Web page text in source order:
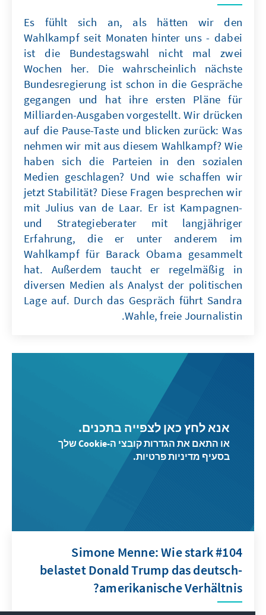
Es fühlt sich an, als hätten wir den
Wahlkampf seit Monaten hinter uns - dabei
ist die Bundestagswahl nicht mal zwei
Wochen her. Die wahrscheinlich nächste
Bundesregierung ist schon in die Gespräche
gegangen und hat ihre ersten Pläne für
Milliarden-Ausgaben vorgestellt. Wir drücken
auf die Pause-Taste und blicken zurück: Was
nehmen wir mit aus diesem Wahlkampf? Wie
haben sich die Parteien in den sozialen
Medien geschlagen? Und wie schaffen wir
jetzt Stabilität? Diese Fragen besprechen wir
mit Julius van de Laar. Er ist Kampagnen-
und Strategieberater mit langjähriger
Erfahrung, die er unter anderem im
Wahlkampf für Barack Obama gesammelt
hat. Außerdem taucht er regelmäßig in
diversen Medien als Analyst der politischen
Lage auf. Durch das Gespräch führt Sandra
Wahle, freie Journalistin.
אנא לחץ כאן לצפייה בתכנים.
או התאם את הגדרות קובצי ה-Cookie שלך
בסעיף מדיניות פרטיות.
#104 Simone Menne: Wie stark
belastet Donald Trump das deutsch-
amerikanische Verhältnis?